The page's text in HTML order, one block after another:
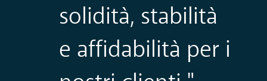
solidità, stabilità
e affidabilità per i